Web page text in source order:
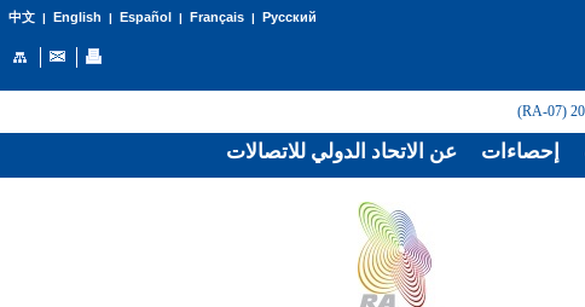
中文| English | Español | Français| Русский
عن الاتحاد الدولي للاتصالات إحصاءات